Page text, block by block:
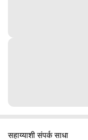
सहाय्याशी संपर्क साधा